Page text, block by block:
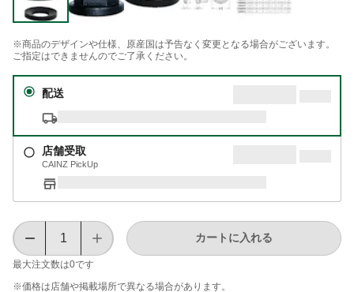
※商品のデザインや仕様、原産国は予告なく変更となる場合がございます。
ご指定はできませんのでご了承ください。
配送
店舗受取
CAINZ PickUp
最大注文数は0です
カートに入れる
※価格は​店舗や​掲載場所で​異なる​場合が​あります。